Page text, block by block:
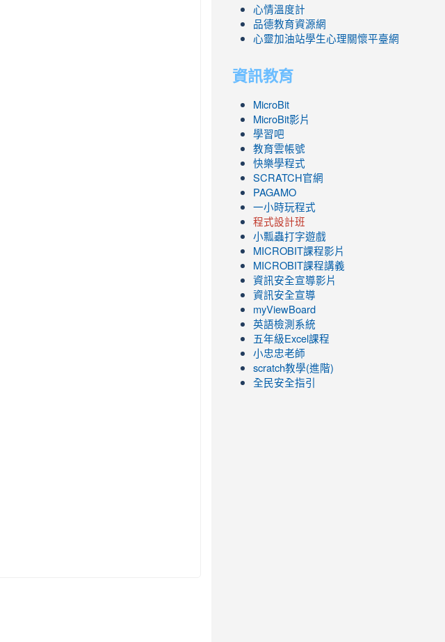
心情溫度計
品德教育資源網
心靈加油站學生心理關懷平臺網
資訊教育
MicroBit
MicroBit影片
學習吧
教育雲帳號
快樂學程式
SCRATCH官網
PAGAMO
一小時玩程式
程式設計班
小瓢蟲打字遊戲
link
to
https://www.youtube.com/channel/
ZBGmXwlbUndNA/videos?
view=0&sort=dd&shelf_id=0
MICROBIT課程影片
link
to
https://www.youtube.com/channel/
ZBGmXwlbUndNA/videos?
view=0&sort=dd&shelf_id=0
MICROBIT課程講義
資訊安全宣導影片
資訊安全宣導
myViewBoard
英語檢測系統
五年級Excel課程
小忠忠老師
scratch教學(進階)
全民安全指引